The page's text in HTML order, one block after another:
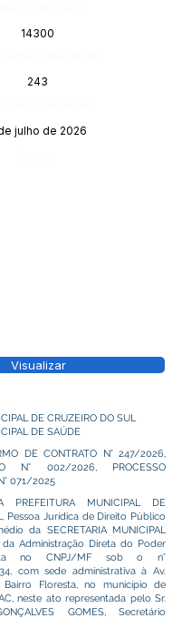
14300
243
julho de 2026
Visualizar
DE CRUZEIRO DO SUL
DE SAÚDE
DE CONTRATO N° 247/2026,
N° 002/2026, PROCESSO
071/2025
PREFEITURA MUNICIPAL DE
Pessoa Jurídica de Direito Público
da SECRETARIA MUNICIPAL
da Administração Direta do Poder
no CNPJ/MF sob o n°
com sede administrativa à Av.
Bairro Floresta, no município de
neste ato representada pelo Sr.
GOMES, Secretário